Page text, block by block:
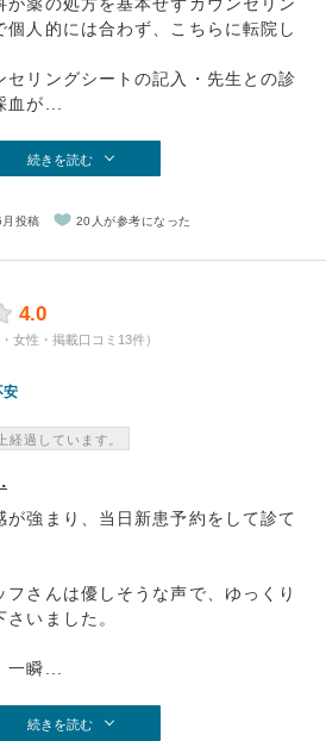
個人的には合わず、こちらに転院し
セリングシートの記入・先生との診
血が...
続きを読む
投稿 20人が参考になった
4.0
女性・掲載口コミ13件）
安
経過しています。
が強まり、当日新患予約をして診て
さんは優しそうな声で、ゆっくり
いました。
一瞬...
続きを読む